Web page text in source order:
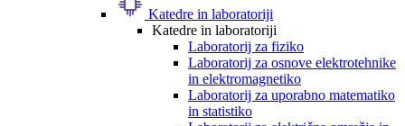
Katedre in laboratoriji
Katedre in laboratoriji
Laboratorij za fiziko
Laboratorij za osnove elektrotehnike
in elektromagnetiko
Laboratorij za uporabno matematiko
in statistiko